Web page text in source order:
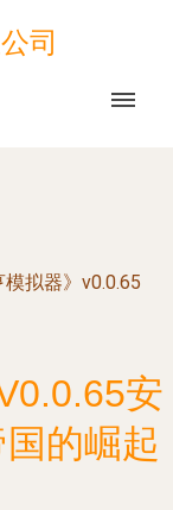
司
模拟器》v0.0.65
安
的崛起